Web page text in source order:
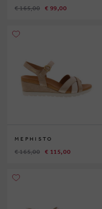
€ 165,00 € 99,00
MEPHISTO
€ 165,00 € 115,00